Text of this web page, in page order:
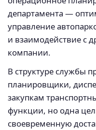
департамента —
управление
и взаимодействие с
компании.
В структуре службы
планировщики,
закупкам
функции, но одна
своевременную